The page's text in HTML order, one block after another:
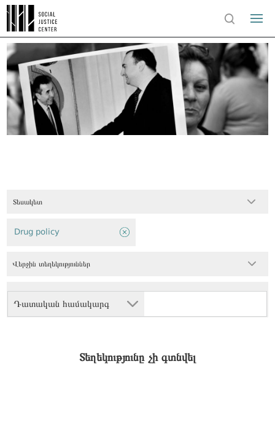
Տեսակետ
Դատական համակարգ
Drug policy
Վերջին տեղեկություններ
Տեղեկությունը չի գտնվել